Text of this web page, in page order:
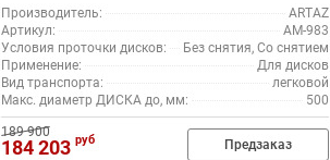
Производитель:
ARTAZ
Артикул:
AM-983
Условия проточки дисков:
Без снятия, Со снятием
Применение:
Для дисков
Вид транспорта:
легковой
Макс. диаметр ДИСКА до, мм:
500
189 900
184 203 руб Предзаказ